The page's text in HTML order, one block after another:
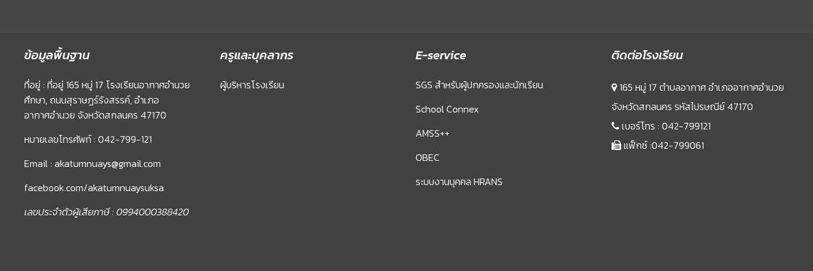
ข้อมูลพื้นฐาน
ที่อยู่ : ที่อยู่ 165 หมู่ 17 โรงเรียนอากาศอำนวย
ศึกษา, ถนนสุราษฏร์รังสรรค์, อำเภอ
อากาศอำนวย จังหวัดสกลนคร 47170
หมายเลขโทรศัพท์ : 042-799-121
Email : akatumnuays@gmail.com
facebook.com/akatumnuaysuksa
เลขประจำตัวผู้เสียภาษี : 0994000388420
ครูและบุคลากร
ผู้บริหารโรงเรียน
E-service
SGS สำหรับผู้ปกครองและนักเรียน
School Connex
AMSS++
OBEC
ระบบงานบุคคล HRANS
ติดต่อโรงเรียน
165 หมู่ 17 ตำบลอากาศ อำเภออากาศอำนวย
จังหวัดสกลนคร รหัสไปรษณีย์ 47170
เบอร์โทร : 042-799121
แฟ็กซ์ :042-799061